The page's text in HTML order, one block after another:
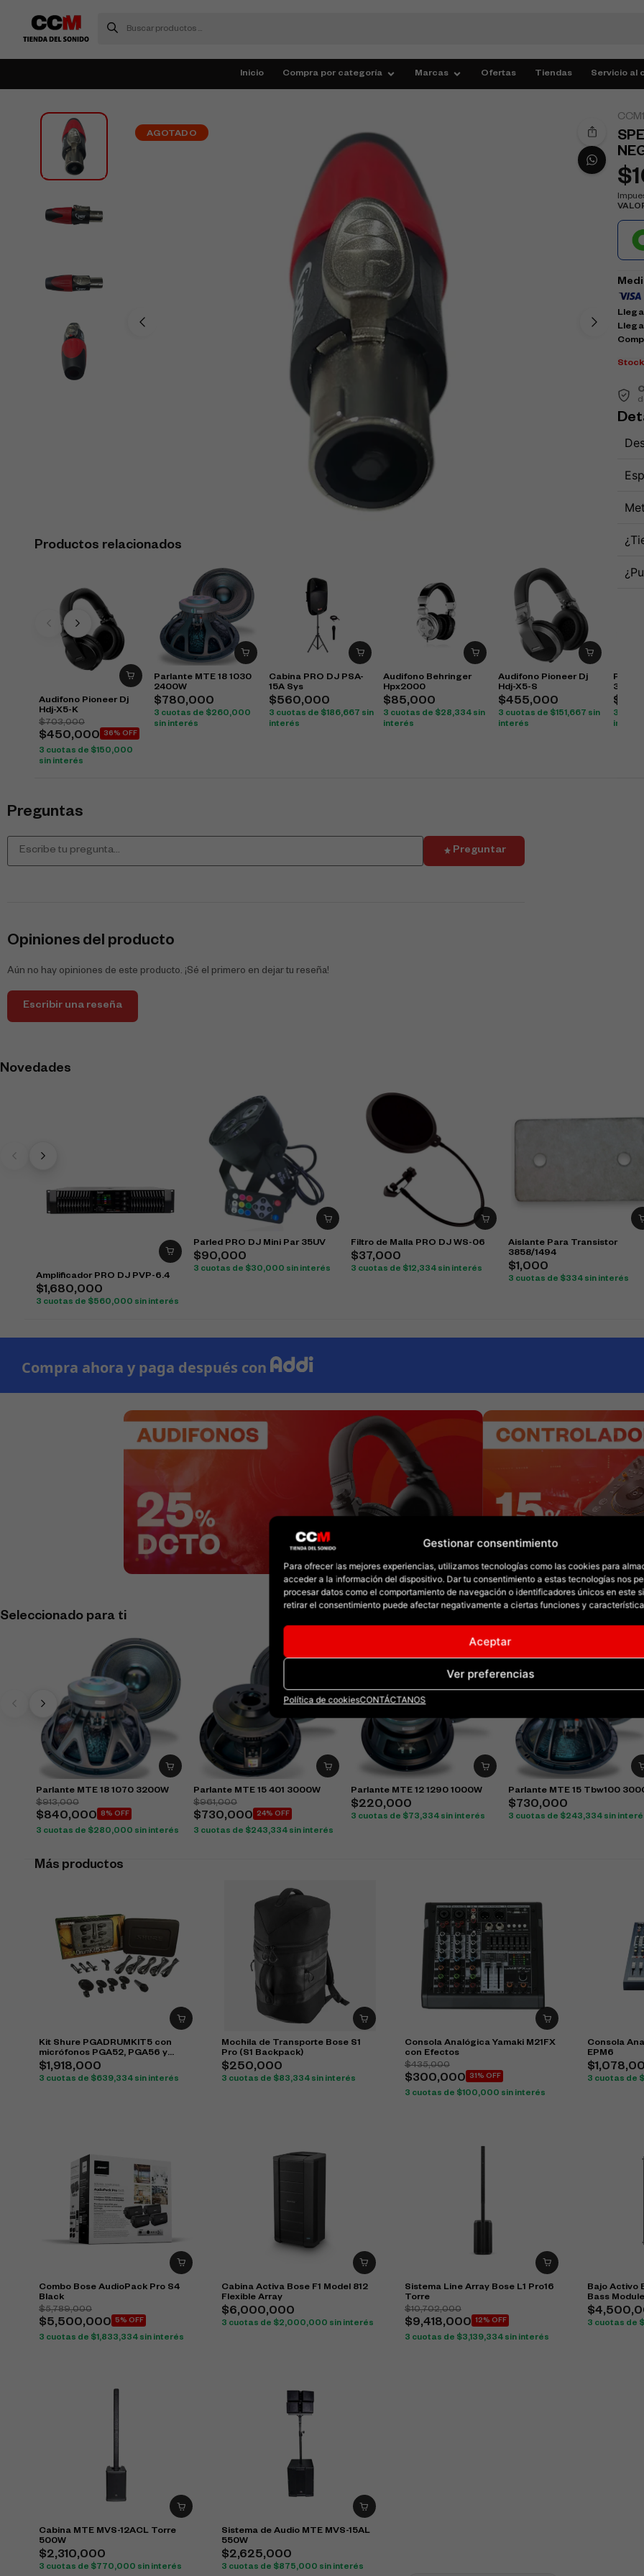
Gestionar consentimiento
Para ofrecer las mejores experiencias, utilizamos tecnologías como las cookies para
acceder a la información del dispositivo. Dar tu consentimiento a estas tecnologías nos
procesar datos como el comportamiento de navegación o identificadores únicos en este
retirar el consentimiento puede afectar negativamente a ciertas funciones y
Aceptar
Ver preferencias
Política de cookiesCONTÁCTANOS
Inicio Compra por categoría Marcas Ofertas Tiendas Servicio al
AGOTADO
Productos relacionados
Audifono Pioneer Dj
Hdj-X5-K
$703,000
$450,000 36% OFF
3 cuotas de $150,000
sin interés
Parlante MTE 18 1030
2400W
$ 780,000
3 cuotas de $260,000
sin interés
Cabina PRO DJ PSA-
15A Sys
$560,000
3 cuotas de $186,667 sin
interés
Audifono Behringer
Hpx2000
$85,000
3 cuotas de $28,334 sin
interés
Audifono Pioneer Dj
Hdj-X5-S
$455,000
3 cuotas de $151,667 sin
interés
3600W
$
3
interés
$
Llega
Stock
Preguntas
Preguntar
Opiniones del producto
Aún no hay opiniones de este producto. ¡Sé el primero en dejar tu reseña!
Escribir una reseña
Novedades
Amplificador PRO DJ PVP-6.4
$1,680,000
3 cuotas de $560,000 sin interés
Parled PRO DJ Mini Par 35UV
$90,000
3 cuotas de $30,000 sin interés
Filtro de Malla PRO DJ WS-06
$37,000
3 cuotas de $12,334 sin interés
Aislante Para Transistor
3858/1494
$1,000
3 cuotas de $334 sin interés
Seleccionado para ti
Parlante MTE 18 1070 3200W
$913,000
$840,000 8% OFF
3 cuotas de $280,000 sin interés
Parlante MTE 15 401 3000W
$961,000
$ 730,000 24% OFF
3 cuotas de $243,334sin interés
Parlante MTE 12 1290 1000W
$220,000
3 cuotas de $ 73,334 sin interés
Parlante MTE 15 Tbw100
$ 730,000
3 cuotas de $243,334 sin
Más productos
Kit Shure PGADRUMKIT5 con
micrófonos PGA52, PGA56 y
PGA57 para batería
$1,918,000
3 cuotas de $639,334 sin interés
Mochila de Transporte Bose S1
Pro (S1 Backpack)
$250,000
3 cuotas de $83,334 sin interés
Consola Analógica Yamaki M21FX
con Efectos
$435,000
$300,000 31% OFF
3 cuotas de $100,000 sin interés
Consola
EPM6
$
3 cuotas de $
Combo Bose AudioPack Pro S4
Black
$5,789,000
$5,500,000 5% OFF
3 cuotas de $1,833,334 sin interés
Cabina Activa Bose F1 Model 812
Flexible Array
$6,000,000
3 cuotas de $2,000,000 sin interés
Sistema Line Array Bose L1 Pro16
Torre
$10,702,000
$9,418,000 12% OFF
3 cuotas de $3,139,334sin interés
Bajo Activo
Bass Module
$
3 cuotas de
Cabina MTE MVS-12ACL Torre
500W
$2,310,000
3 cuotas de $ 770,000 sin interés
Sistema de Audio MTE MVS-15AL
550W
$2,625,000
3 cuotas de $875,000 sin interés